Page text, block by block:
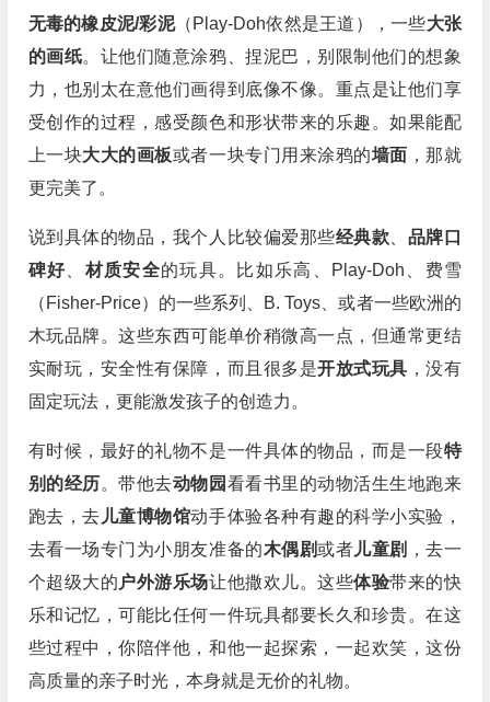
无毒的橡皮泥/彩泥（Play-Doh依然是王道），一些大张
的画纸。让他们随意涂鸦、捏泥巴，别限制他们的想象
力，也别太在意他们画得到底像不像。重点是让他们享
受创作的过程，感受颜色和形状带来的乐趣。如果能配
上一块大大的画板或者一块专门用来涂鸦的墙面 ，那就
更完美了。
说到具体的物品，我个人比较偏爱那些经典款
品牌口
碑好
材质安全的玩具。比如乐高、Play-Doh、费雪
（Fisher-Price）的一些系列、B. Toys、或者一些欧洲的
木玩品牌。这些东西可能单价稍微高一点，但通常更结
实耐玩，安全性有保障，而且很多是开放式玩具 ，没有
固定玩法，更能激发孩子的创造力。
有时候，最好的礼物不是一件具体的物品，而是一段特
别的经历。带他去动物园 看看书里的动物活生生地跑来
跑去，去 儿童博物馆动手体验各种有趣的科学小实验，
去看一场专门为小朋友准备的木偶剧或者儿童剧
，去一
个超级大的 户外游乐场让他撒欢儿。这些体验带来的快
乐和记忆，可能比任何一件玩具都要长久和珍贵。在这
些过程中，你陪伴他，和他一起探索，一起欢笑，这份
高质量的亲子时光，本身就是无价的礼物。